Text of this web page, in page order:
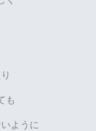
も
ように